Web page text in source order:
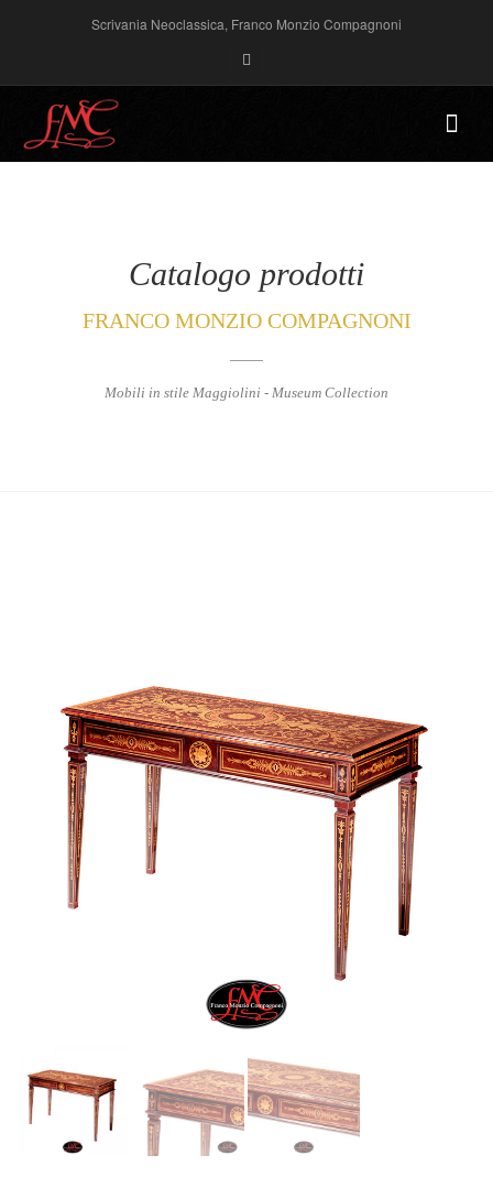
Scrivania Neoclassica, Franco Monzio Compagnoni
Catalogo prodotti
FRANCO MONZIO COMPAGNONI
Mobili in stile Maggiolini - Museum Collection